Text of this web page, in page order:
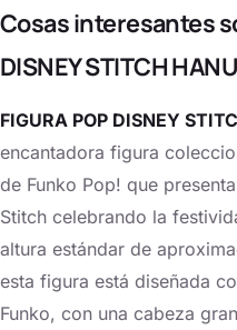
Cosas interesantes
DISNEY STITCH
FIGURA POP DISNEY
encantadora figura
de Funko Pop! que
Stitch celebrando la
altura estándar de
esta figura está diseñada
Funko, con una cabeza